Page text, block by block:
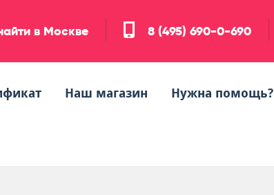
в Москве 8 (495) 690-0-690
Наш магазин Нужна помощь?